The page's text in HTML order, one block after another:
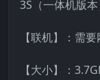
3S（一体机版本
【联机】：需
【大小】：